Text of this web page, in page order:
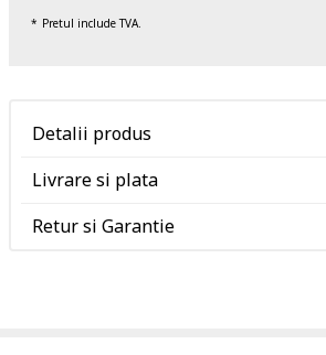
Pretul include TVA.
Detalii produs
Livrare si plata
Retur si Garantie